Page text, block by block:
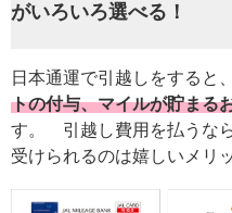
がいろいろ選べる！
日本通運で引越しをすると、
トの付与、マイルが貯まる
す。 引越し費用を払うな
受けられるのは嬉しいメリ